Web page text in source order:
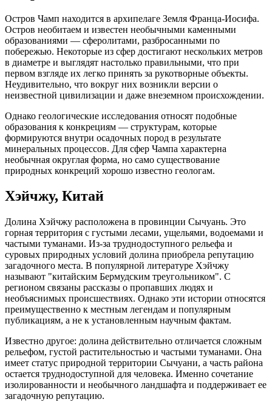
Остров Чамп находится в архипелаге Земля Франца-Иосифа.
Остров необитаем и известен необычными каменными
образованиями — сферолитами, разбросанными по
побережью. Некоторые из сфер достигают нескольких метров
в диаметре и выглядят настолько правильными, что при
первом взгляде их легко принять за рукотворные объекты.
Неудивительно, что вокруг них возникли версии о
неизвестной цивилизации и даже внеземном происхождении.
Однако геологические исследования относят подобные
образования к конкрециям — структурам, которые
формируются внутри осадочных пород в результате
минеральных процессов. Для сфер Чампа характерна
необычная округлая форма, но само существование
природных конкреций хорошо известно геологам.
Хэйчжу, Китай
Долина Хэйчжу расположена в провинции Сычуань. Это
горная территория с густыми лесами, ущельями, водоемами и
частыми туманами. Из-за труднодоступного рельефа и
суровых природных условий долина приобрела репутацию
загадочного места. В популярной литературе Хэйчжу
называют "китайским Бермудским треугольником". С
регионом связаны рассказы о пропавших людях и
необъяснимых происшествиях. Однако эти истории относятся
преимущественно к местным легендам и популярным
публикациям, а не к установленным научным фактам.
Известно другое: долина действительно отличается сложным
рельефом, густой растительностью и частыми туманами. Она
имеет статус природной территории Сычуани, а часть района
остается труднодоступной для человека. Именно сочетание
изолированности и необычного ландшафта и поддерживает ее
загадочную репутацию.